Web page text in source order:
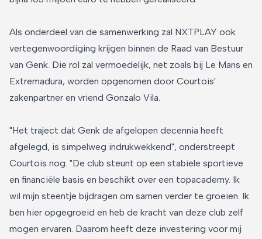
Als onderdeel van de samenwerking zal NXTPLAY ook
vertegenwoordiging krijgen binnen de Raad van Bestuur
van Genk. Die rol zal vermoedelijk, net zoals bij Le Mans en
Extremadura, worden opgenomen door Courtois'
zakenpartner en vriend Gonzalo Vila.
"Het traject dat Genk de afgelopen decennia heeft
afgelegd, is simpelweg indrukwekkend", onderstreept
Courtois nog. "De club steunt op een stabiele sportieve
en financiële basis en beschikt over een topacademy. Ik
wil mijn steentje bijdragen om samen verder te groeien. Ik
ben hier opgegroeid en heb de kracht van deze club zelf
mogen ervaren. Daarom heeft deze investering voor mij